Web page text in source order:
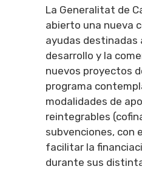
La Generalitat de
abierto una nueva
ayudas destinadas
desarrollo y la
nuevos proyectos
programa
modalidades de
reintegrables
subvenciones, con
facilitar la
durante sus